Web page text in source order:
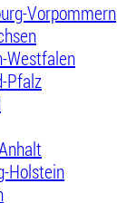
Vorpommern
Westfalen
Pfalz
Holstein